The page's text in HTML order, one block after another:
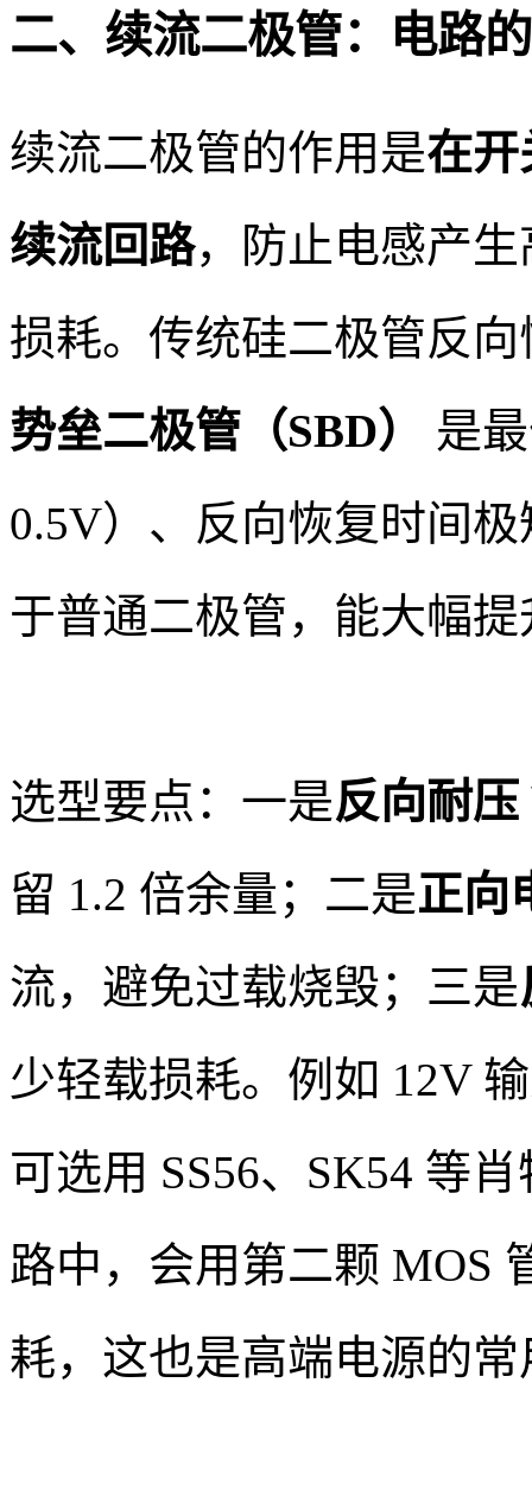
二、续流二极管：电路
续流二极管的作用是在开
续流回路，防止电感产
损耗。传统硅二极管反
势垒二极管（SBD）
是
0.5V）、反向恢复时间
于普通二极管，能大幅
选型要点：一是反向耐压
留 1.2 倍余量；二是正向
流，避免过载烧毁；三是
少轻载损耗。例如 12V
可选用 SS56、SK54 等
路中，会用第二颗 MOS
耗，这也是高端电源的